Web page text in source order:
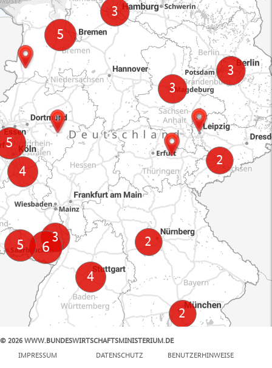
© 2026 WWW.BUNDESWIRTSCHAFTSMINISTERIUM.DE
IMPRESSUM
DATENSCHUTZ BENUTZERHINWEISE